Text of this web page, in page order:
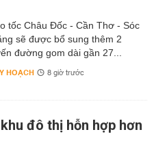
tốc Châu Đốc - Cần Thơ - Sóc
sẽ được bổ sung thêm 2
đường gom dài gần 27...
HOẠCH 8 giờ trước
đô thị hỗn hợp hơn